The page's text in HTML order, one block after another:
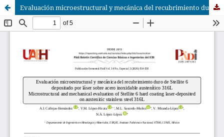
Evaluación microestructural y mecánica del recubrimiento duro de Stellite 6 depositado por láser sobre acero inoxidable austenítico 316L